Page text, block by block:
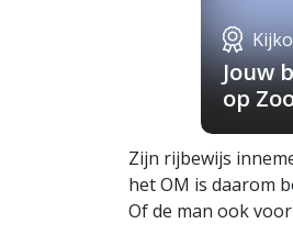
Jouw
op
Zijn rijbewijs
het OM is daarom
Of de man ook